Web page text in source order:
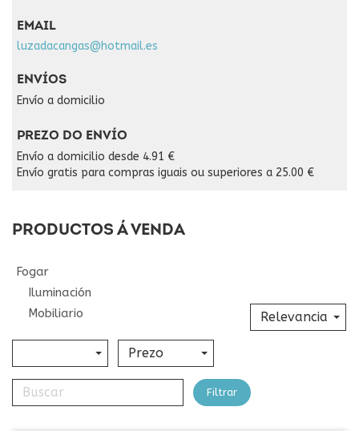
EMAIL
luzadacangas@hotmail.es
ENVÍOS
Envío a domicilio
PREZO DO ENVÍO
Envío a domicilio desde 4.91 €
Envío gratis para compras iguais ou superiores a 25.00 €
PRODUCTOS Á VENDA
Fogar
Iluminación
Mobiliario
Prezo
Relevancia
Filtrar